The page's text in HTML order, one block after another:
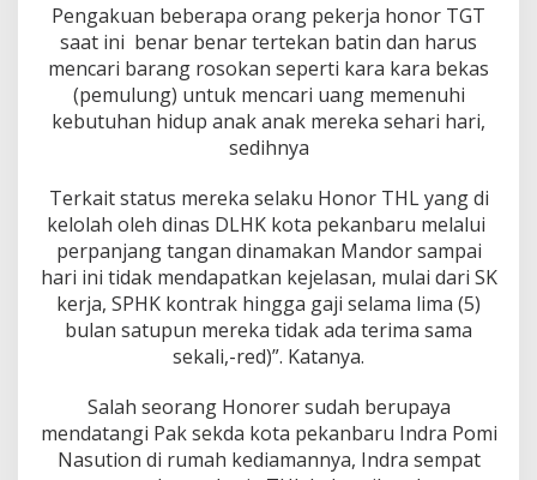
k
a
n
b
a
r
u
a
n
g
B
d
a
n
,
!
Pengakuan beberapa orang pekerja honor TGT
saat ini benar benar tertekan batin dan harus
mencari barang rosokan seperti kara kara bekas
(pemulung) untuk mencari uang memenuhi
kebutuhan hidup anak anak mereka sehari hari,
sedihnya
Terkait status mereka selaku Honor THL yang di
kelolah oleh dinas DLHK kota pekanbaru melalui
perpanjang tangan dinamakan Mandor sampai
hari ini tidak mendapatkan kejelasan, mulai dari SK
kerja, SPHK kontrak hingga gaji selama lima (5)
bulan satupun mereka tidak ada terima sama
sekali,-red)”. Katanya.
Salah seorang Honorer sudah berupaya
mendatangi Pak sekda kota pekanbaru Indra Pomi
Nasution di rumah kediamannya, Indra sempat